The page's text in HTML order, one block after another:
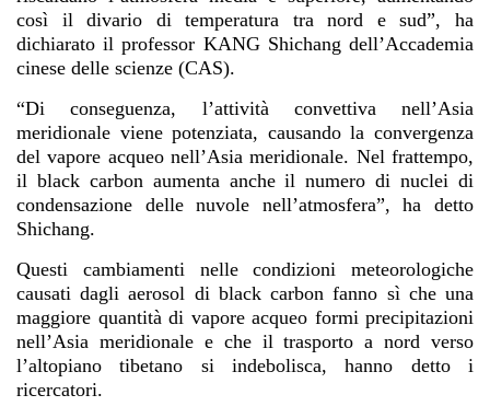
così il divario di temperatura tra nord e sud”, ha
dichiarato il professor KANG Shichang dell’Accademia
cinese delle scienze (CAS).
“Di conseguenza, l’attività convettiva nell’Asia
meridionale viene potenziata, causando la convergenza
del vapore acqueo nell’Asia meridionale. Nel frattempo,
il black carbon aumenta anche il numero di nuclei di
condensazione delle nuvole nell’atmosfera”, ha detto
Shichang.
Questi cambiamenti nelle condizioni meteorologiche
causati dagli aerosol di black carbon fanno sì che una
maggiore quantità di vapore acqueo formi precipitazioni
nell’Asia meridionale e che il trasporto a nord verso
l’altopiano tibetano si indebolisca, hanno detto i
ricercatori.